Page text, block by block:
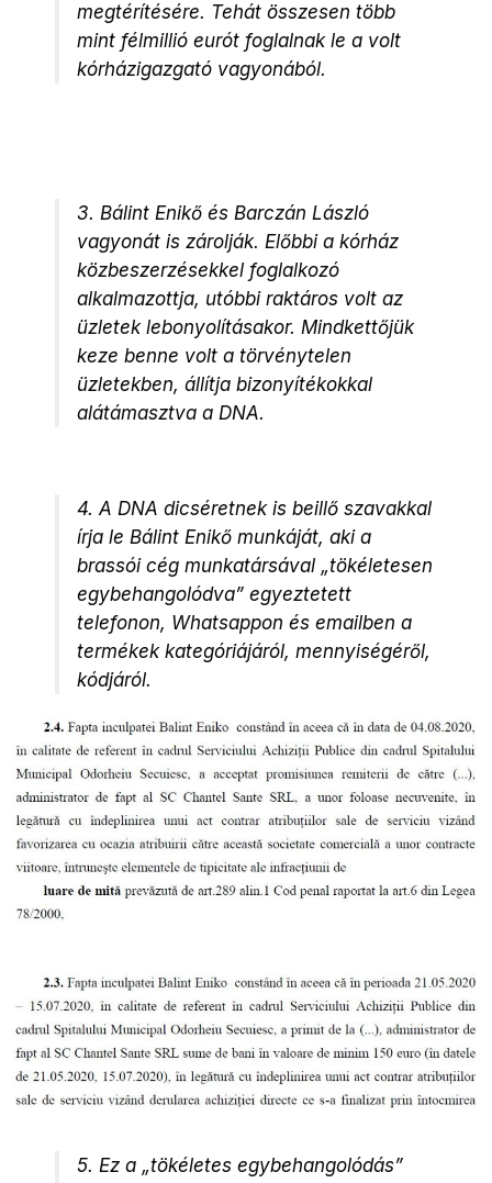
megtérítésére. Tehát összesen több
mint félmillió eurót foglalnak le a volt
kórházigazgató vagyonából.
3. Bálint Enikő és Barczán László
vagyonát is zárolják. Előbbi a kórház
közbeszerzésekkel foglalkozó
alkalmazottja, utóbbi raktáros volt az
üzletek lebonyolításakor. Mindkettőjük
keze benne volt a törvénytelen
üzletekben, állítja bizonyítékokkal
alátámasztva a DNA.
4. A DNA dicséretnek is beillő szavakkal
írja le Bálint Enikő munkáját, aki a
brassói cég munkatársával „tökéletesen
egybehangolódva” egyeztetett
telefonon, Whatsappon és emailben a
termékek kategóriájáról, mennyiségéről,
kódjáról.
5. Ez a „tökéletes egybehangolódás”